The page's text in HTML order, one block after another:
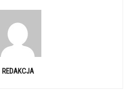
REDAKCJA